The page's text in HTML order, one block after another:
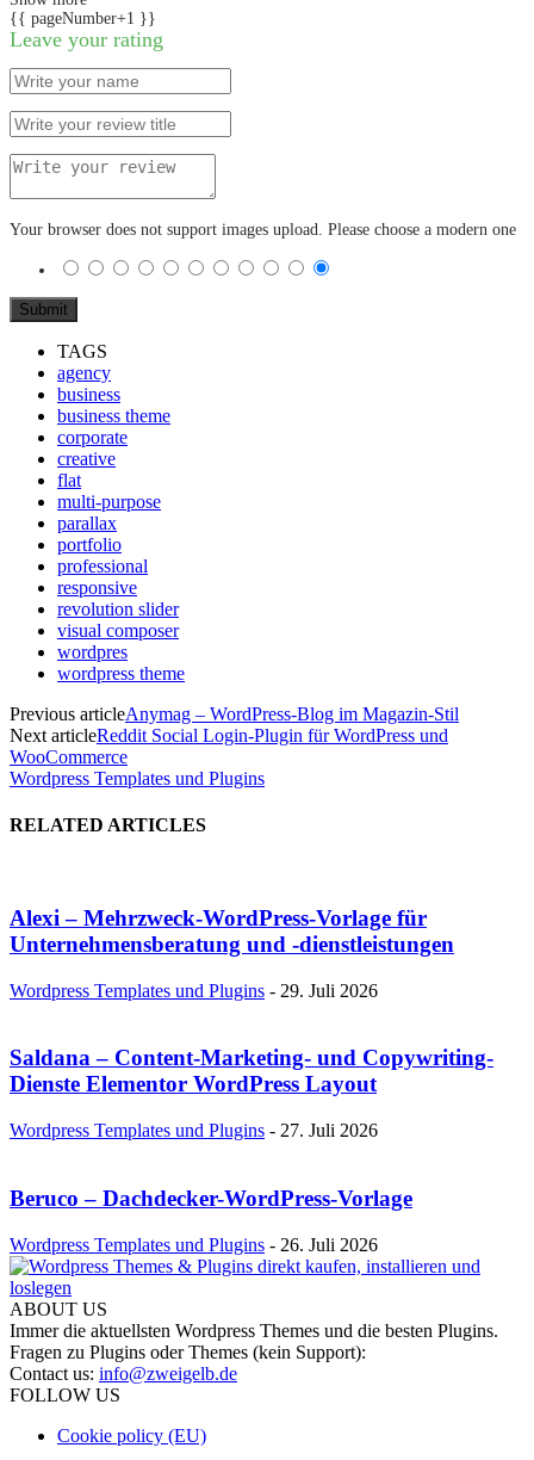
{{ pageNumber+1 }}
Leave your rating
Your browser does not support images upload. Please choose a modern one
TAGS
agency
business
business theme
corporate
creative
flat
multi-purpose
parallax
portfolio
professional
responsive
revolution slider
visual composer
wordpres
wordpress theme
Previous articleAnymag – WordPress-Blog im Magazin-Stil
Next articleReddit Social Login-Plugin für WordPress und
WooCommerce
Wordpress Templates und Plugins
RELATED ARTICLES
Alexi – Mehrzweck-WordPress-Vorlage für
Unternehmensberatung und -dienstleistungen
Wordpress Templates und Plugins - 29. Juli 2026
Saldana – Content-Marketing- und Copywriting-
Dienste Elementor WordPress Layout
Wordpress Templates und Plugins - 27. Juli 2026
Beruco – Dachdecker-WordPress-Vorlage
Wordpress Templates und Plugins - 26. Juli 2026
ABOUT US
Immer die aktuellsten Wordpress Themes und die besten Plugins.
Fragen zu Plugins oder Themes (kein Support):
Contact us: info@zweigelb.de
FOLLOW US
Cookie policy (EU)